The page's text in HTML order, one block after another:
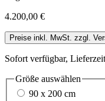
4.200,00 €
Preise inkl. MwSt. zzgl.
Sofort verfügbar,
Größe auswählen
90 x 200 cm